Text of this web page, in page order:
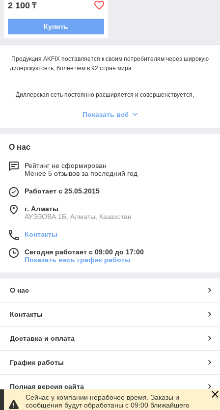
2 100 ₸
Купить
Продукция AKFIX поставляется к своим потребителям через широкую
дилерскую сеть, более чем в 92 стран мира.
Диллерская сеть постоянно расширяется и совершенствуется,
позволяет AKFIX постоянно усиливать лидирующие позиции на рынке
Показать всё
О нас
Рейтинг не сформирован
Менее 5 отзывов за последний год
Работает с 25.05.2015
г. Алматы
АУЭЗОВА 1Б, Алматы, Казахстан
Контакты
Сегодня работает с 09:00 до 17:00
Показать весь график работы
О нас
Контакты
Доставка и оплата
График работы
Полная версия сайта
Сейчас у компании нерабочее время. Заказы и
сообщения будут обработаны с 09:00 ближайшего